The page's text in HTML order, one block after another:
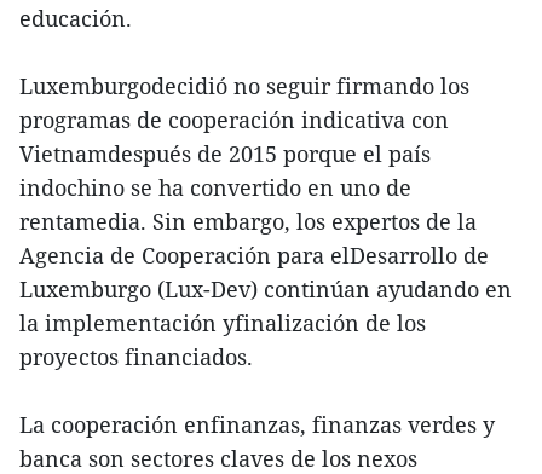
educación.
Luxemburgodecidió no seguir firmando los
programas de cooperación indicativa con
Vietnamdespués de 2015 porque el país
indochino se ha convertido en uno de
rentamedia. Sin embargo, los expertos de la
Agencia de Cooperación para elDesarrollo de
Luxemburgo (Lux-Dev) continúan ayudando en
la implementación yfinalización de los
proyectos financiados.
La cooperación enfinanzas, finanzas verdes y
banca son sectores claves de los nexos